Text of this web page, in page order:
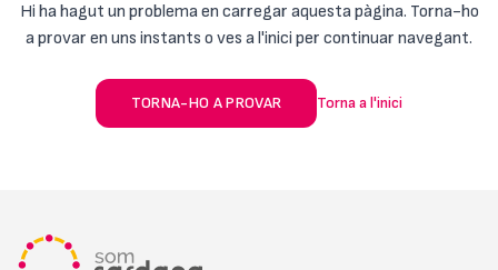
Hi ha hagut un problema en carregar aquesta pàgina. Torna-ho
a provar en uns instants o ves a l'inici per continuar navegant.
TORNA-HO A PROVAR Torna a l'inici